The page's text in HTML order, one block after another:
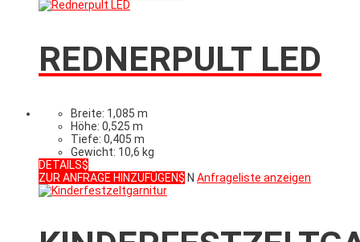
REDNERPULT LED
Breite: 1,085 m
Höhe: 0,525 m
Tiefe: 0,405 m
Gewicht: 10,6 kg
DETAILS
ZUR ANFRAGE HINZUFÜGEN
N Anfrageliste anzeigen